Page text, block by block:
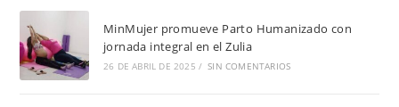
MinMujer promueve Parto Humanizado con
jornada integral en el Zulia
26 DE ABRIL DE 2025 / SIN COMENTARIOS